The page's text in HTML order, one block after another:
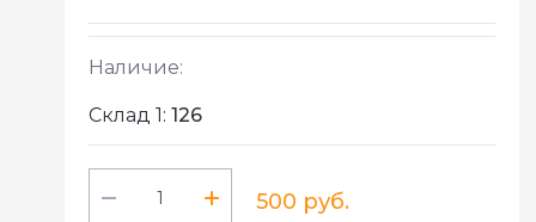
Наличие:
Склад 1: 126
500 руб.